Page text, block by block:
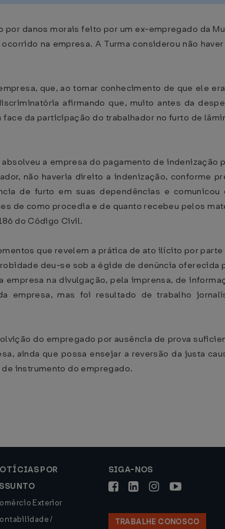
danos morais feito por um ex-empregado da
na empresa. A Turma considerou não
que, ao tomar conhecimento de que ele
afirmando que, muito antes da
da participação do trabalhador no furto de
a empresa do pagamento de indenização
não haveria direito a indenização, conforme
de furto em suas dependências e
de como procedia e de quanto recebeu pelos
do Código Civil.
que revelem a prática de ato ilícito por
deu-se sob a égide de denúncia oferecida
na divulgação, pela imprensa, de
empresa, mas foi resultado de trabalho
do empregado por ausência de prova
ainda que possa ensejar a reversão da justa
instrumento do empregado.
POR
Exterior
/
SIGA-NOS
TRABALHE CONOSCO